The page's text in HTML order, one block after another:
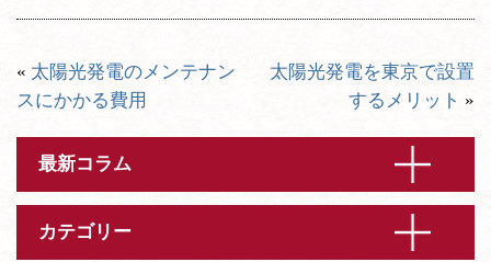
« 太陽光発電のメンテナン
スにかかる費用
太陽光発電を東京で設置
するメリット »
最新コラム
カテゴリー